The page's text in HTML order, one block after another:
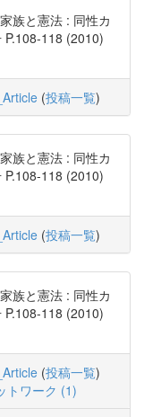
族と憲法 : 同性カ
P.108-118 (2010)
(投稿一覧)
族と憲法 : 同性カ
P.108-118 (2010)
(投稿一覧)
族と憲法 : 同性カ
P.108-118 (2010)
(投稿一覧)
トワーク (1)